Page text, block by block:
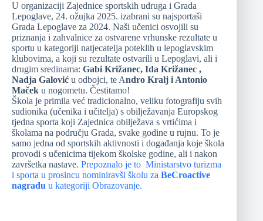
U organizaciji Zajednice sportskih udruga i Grada
Lepoglave, 24. ožujka 2025. izabrani su najsportaši
Grada Lepoglave za 2024. Naši učenici osvojili su
priznanja i zahvalnice za ostvarene vrhunske rezultate u
sportu u kategoriji natjecatelja poteklih u lepoglavskim
klubovima, a koji su rezultate ostvarili u Lepoglavi, ali i
drugim sredinama: Gabi Križanec, Ida Križanec ,
Nadja Galović u odbojci, te Andro Kralj i Antonio
Maček u nogometu. Čestitamo!
Škola je primila već tradicionalno, veliku fotografiju svih
sudionika (učenika i učitelja) s obilježavanja Europskog
tjedna sporta koji Zajednica obilježava s vrtićima i
školama na području Grada, svake godine u rujnu. To je
samo jedna od sportskih aktivnosti i događanja koje škola
provodi s učenicima tijekom školske godine, ali i nakon
završetka nastave. Prepoznalo je to Ministarstvo turizma
i sporta u prosincu nominiravši školu za BeCroactive
nagradu u kategoriji Obrazovanje.